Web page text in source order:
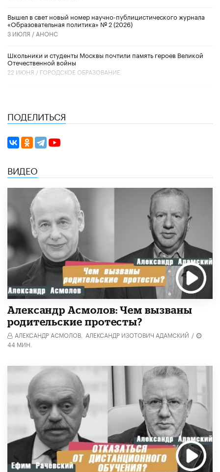
Вышел в свет новый номер научно-публицистического журнала
«Образовательная политика» № 2 (2026)
3 ИЮЛЯ / АНОНС
Школьники и студенты Москвы почтили память героев Великой
Отечественной войны
22 ИЮНЯ / ГОРОДСКОЕ ОБРАЗОВАНИЕ
ПОДЕЛИТЬСЯ
ВИДЕО
Александр Асмолов: Чем вызваны
родительские протесты?
АЛЕКСАНДР АСМОЛОВ, АЛЕКСАНДР ИЗОТОВИЧ АДАМСКИЙ /
44 МИН.